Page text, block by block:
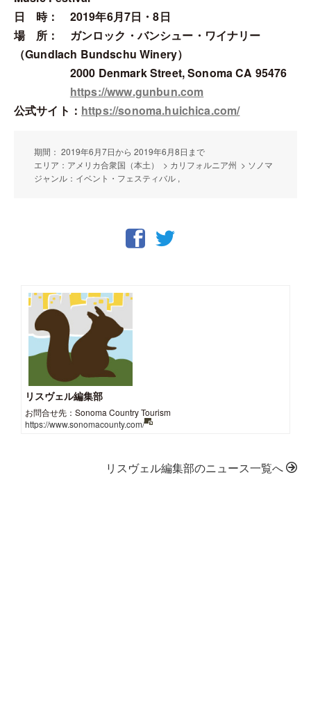
日 時： 2019年6月7日・8日
場 所： ガンロック・バンシュー・ワイナリー
（Gundlach Bundschu Winery）
2000 Denmark Street, Sonoma CA 95476
https://www.gunbun.com
公式サイト： https://sonoma.huichica.com/
期間： 2019年6月7日から 2019年6月8日まで
エリア：アメリカ合衆国（本土） > カリフォルニア州 > ソノマ
ジャンル：イベント・フェスティバル ,
リスヴェル編集部
お問合せ先：Sonoma Country Tourism
https://www.sonomacounty.com/
リスヴェル編集部のニュース一覧へ